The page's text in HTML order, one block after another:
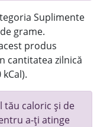
Suplimente
grame.
produs
cantitatea zilnică
tău caloric și de
a-ți atinge